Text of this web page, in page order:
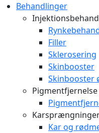
Behandlinger
Filler
Sklerosering
Skinbooster
Skinbooster
Kar og